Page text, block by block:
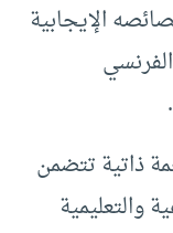
الإيجابية
ذاتية تتضمن
والتعليمية